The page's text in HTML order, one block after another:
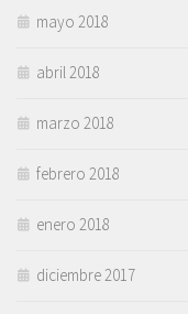
mayo 2018
abril 2018
marzo 2018
febrero 2018
enero 2018
diciembre 2017